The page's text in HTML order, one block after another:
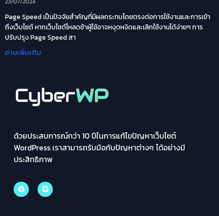
Page Speed เป็นปัจจัยสำคัญที่มีผลกระทบโดยตรงต่อการใช้งานและการเข้า
ถึงเว็บไซต์ หากเว็บไซต์โหลดช้าผู้ใช้อาจหงุดหงิดและเลิกใช้งานได้ง่ายๆ การ
ปรับปรุง Page Speed สา
อ่านเพิ่มเติม
ด้วยประสบการณ์กว่า 10 ปีในการแก้ไขปัญหาเว็บไซต์
WordPress เราสามารถรับมือกับปัญหาต่างๆ ได้อย่างมี
ประสิทธิภาพ